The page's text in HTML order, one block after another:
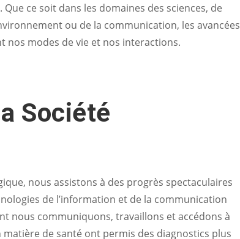
ce soit dans les domaines des sciences, de
ou de la communication, les avancées
modes de vie et nos interactions.
Société
nous assistons à des progrès spectaculaires
de l’information et de la communication
nous communiquons, travaillons et accédons à
matière de santé ont permis des diagnostics plus